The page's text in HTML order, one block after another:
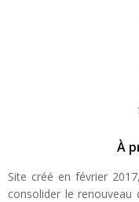
À
Site créé en février
consolider le renouveau